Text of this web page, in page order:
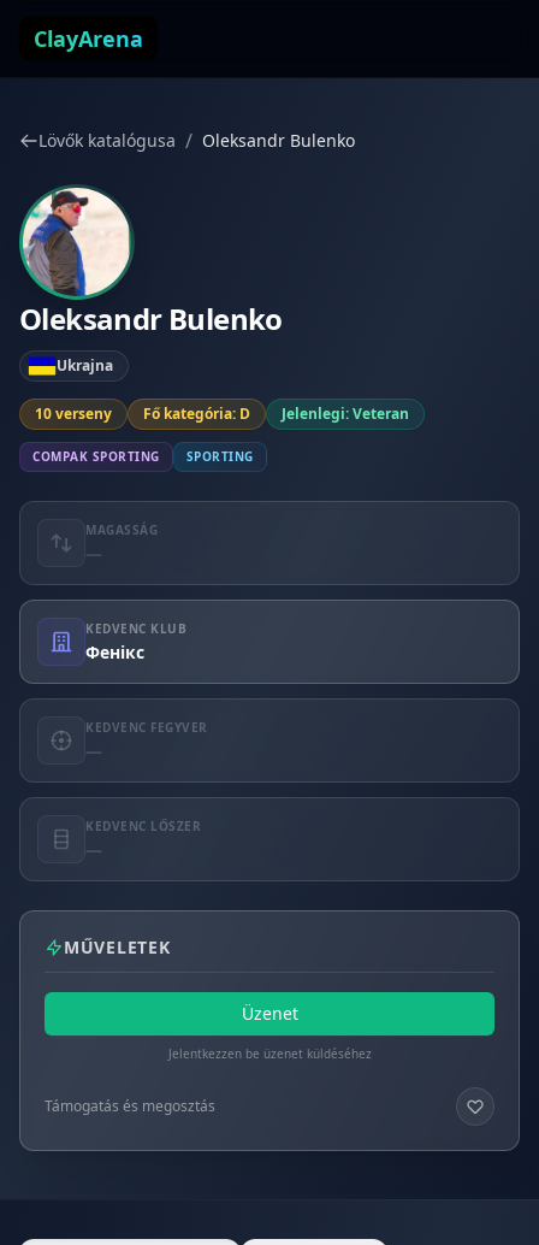
ClayArena
Lövők katalógusa / Oleksandr Bulenko
Oleksandr Bulenko
Ukrajna
10 verseny Fő kategória: D Jelenlegi: Veteran
COMPAK SPORTING SPORTING
MAGASSÁG
—
KEDVENC KLUB
Фенікс
KEDVENC FEGYVER
—
KEDVENC LŐSZER
—
MŰVELETEK
Üzenet
Jelentkezzen be üzenet küldéséhez
Támogatás és megosztás